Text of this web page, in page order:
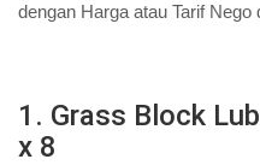
dengan Harga atau Tarif Nego
1. Grass Block
x 8